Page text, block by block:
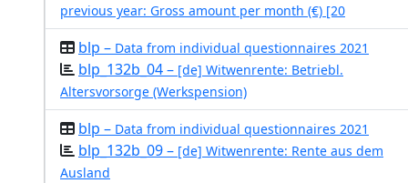
previous year: Gross amount per month (€) [20
blp – Data from individual questionnaires 2021
blp_132b_04 – [de] Witwenrente: Betriebl.
Altersvorsorge (Werkspension)
blp – Data from individual questionnaires 2021
blp_132b_09 – [de] Witwenrente: Rente aus dem
Ausland